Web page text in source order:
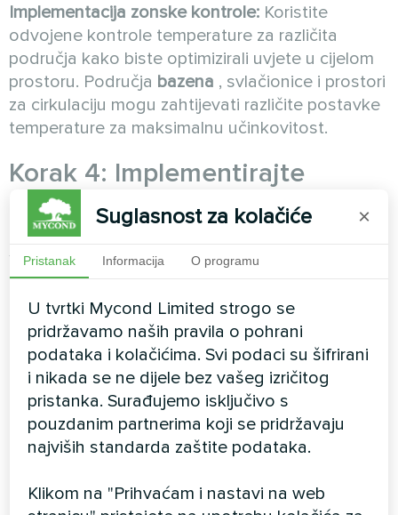
Implementacija zonske kontrole: Koristite
odvojene kontrole temperature za različita
područja kako biste optimizirali uvjete u cijelom
prostoru. Područja bazena , svlačionice i prostori
za cirkulaciju mogu zahtijevati različite postavke
temperature za maksimalnu učinkovitost.
Korak 4: Implementirajte
opremu profesionalne klase
Specijalizirani odvlaživači zraka za bazene:
Ugradite opremu posebno dizajniranu za
bazenska okruženja s komponentama otpornim
na koroziju, odgovarajućim nazivnim
kapacitetom i mogućnostima integracije s
postojećim HVAC sustavima.
Integracija povrata topline:Uključite sustave koji
hvataju otpadnu toplinu iz procesaodvlaživanja
preusmjeravaju je za grijanje prostora ili
poboljšava učinkovitost uz smanjenje
Suglasnost za kolačiće ×
Pristanak Informacija O programu
U tvrtki Mycond Limited strogo se
pridržavamo naših pravila o pohrani
podataka i kolačićima. Svi podaci su šifrirani
i nikada se ne dijele bez vašeg izričitog
pristanka. Surađujemo isključivo s
pouzdanim partnerima koji se pridržavaju
najviših standarda zaštite podataka.
Klikom na "Prihvaćam i nastavi na web